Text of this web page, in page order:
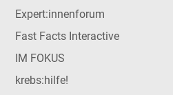
Expert:innenforum
Fast Facts Interactive
IM FOKUS
krebs:hilfe!